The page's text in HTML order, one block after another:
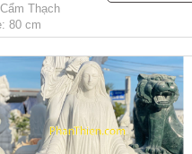
Thạch
80 cm